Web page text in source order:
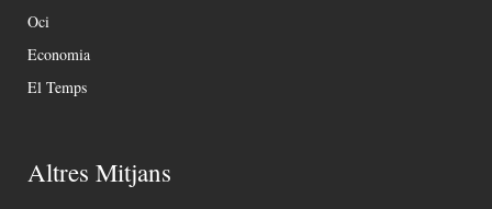
Oci
Economia
El Temps
Altres Mitjans